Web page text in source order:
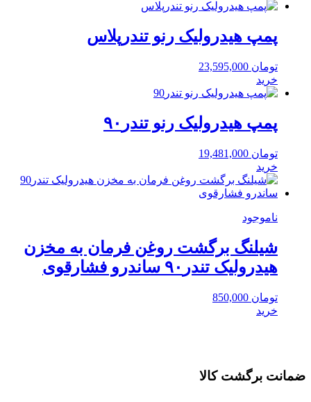
پمپ هیدرولیک رنو تندرپلاس
تومان
خرید
پمپ هیدرولیک رنو تندر۹۰
تومان
خرید
ناموجود
شیلنگ برگشت روغن فرمان به مخزن
هیدرولیک تندر۹۰ ساندرو فشارقوی
تومان
خرید
ضمانت برگشت کالا